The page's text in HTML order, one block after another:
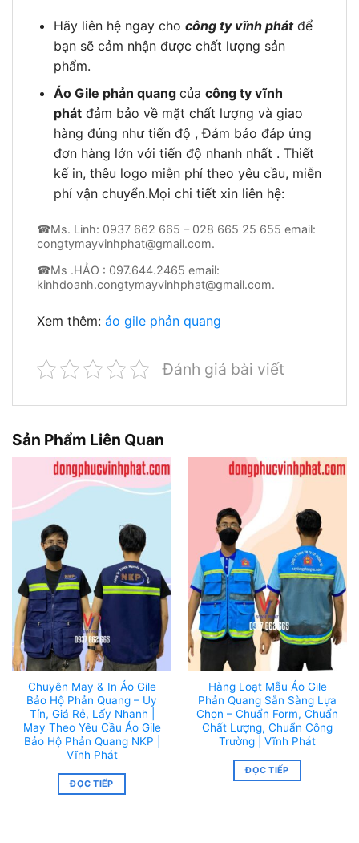
Hãy liên hệ ngay cho công ty vĩnh phátđể
bạn sẽ cảm nhận được chất lượng sản
phẩm.
Áo Gile phản quang của công ty vĩnh
phátđảm bảo về mặt chất lượng và giao
hàng đúng như tiến độ , Đảm bảo đáp ứng
đơn hàng lớn với tiến độ nhanh nhất . Thiết
kế in, thêu logo miễn phí theo yêu cầu, miễn
phí vận chuyển.Mọi chi tiết xin liên hệ:
☎Ms. Linh: 0937 662 665 – 028 665 25 655 email:
congtymayvinhphat@gmail.com.
☎Ms .HẢO : 097.644.2465 email:
kinhdoanh.congtymayvinhphat@gmail.com.
Xem thêm: áo gile phản quang
Đánh giá bài viết
Sản Phẩm Liên Quan
Chuyên May & In Áo Gile
Bảo Hộ Phản Quang – Uy
Tín, Giá Rẻ, Lấy Nhanh |
May Theo Yêu Cầu Áo Gile
Bảo Hộ Phản Quang NKP |
Vĩnh Phát
ĐỌC TIẾP
Hàng Loạt Mẫu Áo Gile
Phản Quang Sẵn Sàng Lựa
Chọn – Chuẩn Form, Chuẩn
Chất Lượng, Chuẩn Công
Trường | Vĩnh Phát
ĐỌC TIẾP